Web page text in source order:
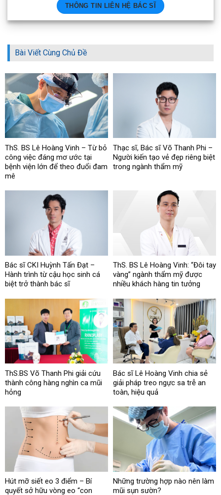
THÔNG TIN LIÊN HỆ BÁC SĨ
Bài Viết Cùng Chủ Đề
ThS. BS Lê Hoàng Vinh – Từ bỏ
công việc đáng mơ ước tại
bệnh viện lớn để theo đuổi đam
mê
Thạc sĩ, Bác sĩ Võ Thanh Phi –
Người kiến tạo vẻ đẹp riêng biệt
trong ngành thẩm mỹ
Bác sĩ CKI Huỳnh Tấn Đạt –
Hành trình từ cậu học sinh cá
biệt trở thành bác sĩ
ThS. BS Lê Hoàng Vinh: “Đôi tay
vàng” ngành thẩm mỹ được
nhiều khách hàng tin tưởng
ThS.BS Võ Thanh Phi giải cứu
thành công hàng nghìn ca mũi
hỏng
Bác sĩ Lê Hoàng Vinh chia sẻ
giải pháp treo ngực sa trễ an
toàn, hiệu quả
Hút mỡ siết eo 3 điểm – Bí
quyết sở hữu vòng eo “con
Những trường hợp nào nên làm
mũi sụn sườn?